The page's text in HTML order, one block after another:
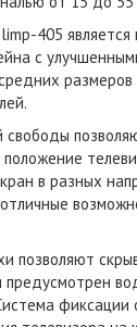
405
с
размеров
в разных
позволяют
предусмотрен
фиксации